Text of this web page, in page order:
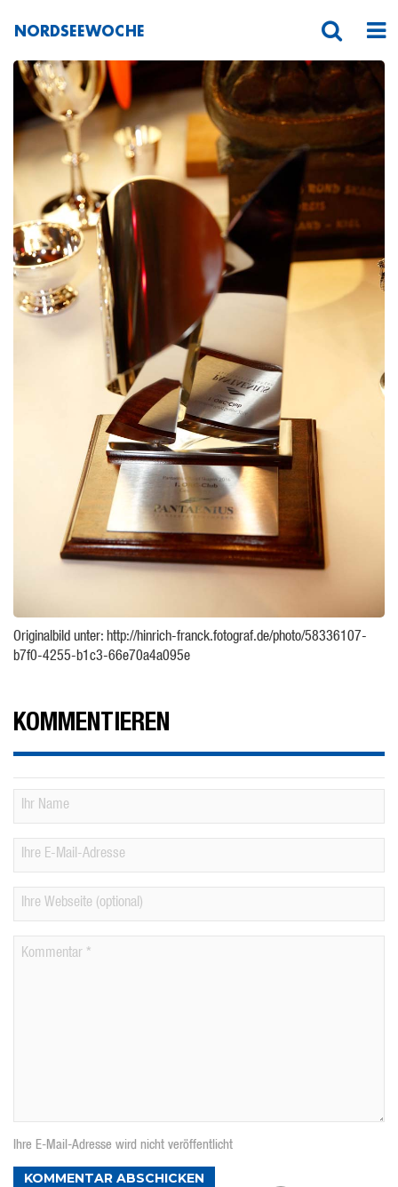
NORDSEEWOCHE
_O3C8040HFranck
Originalbild unter: http://hinrich-franck.fotograf.de/photo/58336107-
b7f0-4255-b1c3-66e70a4a095e
KOMMENTIEREN
Ihre E-Mail-Adresse wird nicht veröffentlicht
KOMMENTAR ABSCHICKEN